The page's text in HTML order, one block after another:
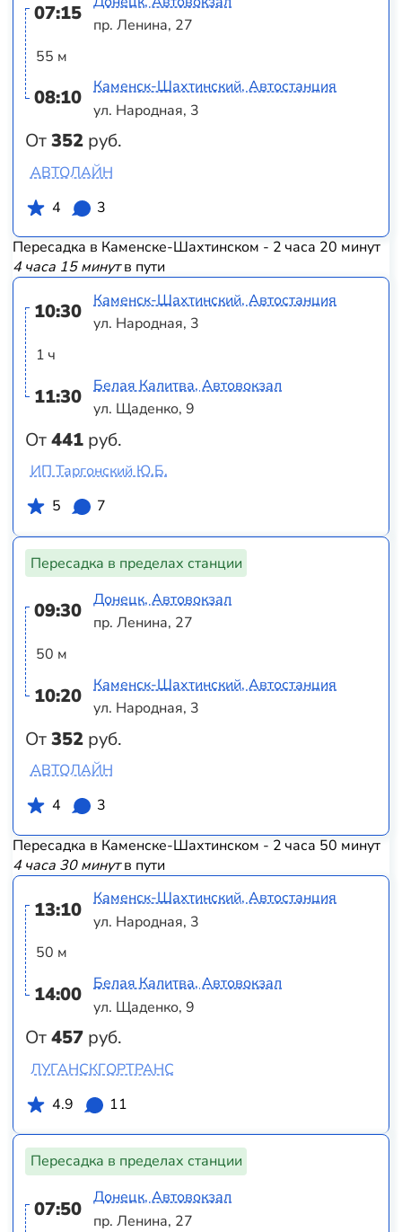
07:15
55 м
08:10
От352 руб.
пр. Ленина, 27
Каменск-Шахтинский, Автостанция
ул. Народная, 3
АВТОЛАЙН
4
3
Пересадка в Каменске-Шахтинском - 2 часа 20 минут
4 часа 15 минутв пути
10:30
1 ч
11:30
От441 руб.
Каменск-Шахтинский, Автостанция
ул. Народная, 3
Белая Калитва, Автовокзал
ул. Щаденко, 9
ИП Таргонский Ю.Б.
5
7
Пересадка в пределах станции
09:30
50 м
10:20
От352 руб.
Донецк, Автовокзал
пр. Ленина, 27
Каменск-Шахтинский, Автостанция
ул. Народная, 3
АВТОЛАЙН
4
3
Пересадка в Каменске-Шахтинском - 2 часа 50 минут
4 часа 30 минутв пути
13:10
50 м
14:00
От457 руб.
Каменск-Шахтинский, Автостанция
ул. Народная, 3
Белая Калитва, Автовокзал
ул. Щаденко, 9
ЛУГАНСКГОРТРАНС
4.9
11
Пересадка в пределах станции
07:50
Донецк, Автовокзал
пр. Ленина, 27